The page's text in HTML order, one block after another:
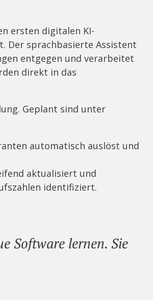
ersten digitalen KI-
Der sprachbasierte Assistent
entgegen und verarbeitet
direkt in das
Geplant sind unter
automatisch auslöst und
aktualisiert und
identifiziert.
Software lernen. Sie